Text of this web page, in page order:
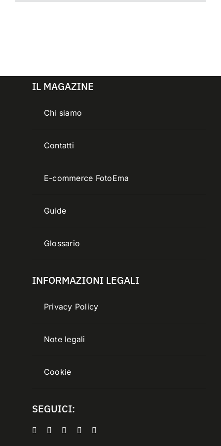
IL MAGAZINE
Chi siamo
Contatti
E-commerce FotoEma
Guide
Glossario
INFORMAZIONI LEGALI
Privacy Policy
Note legali
Cookie
SEGUICI: